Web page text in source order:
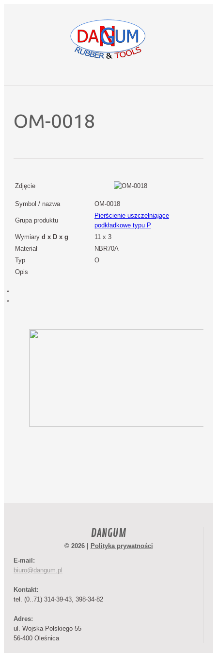
OM-0018
Zdjęcie
Symbol / nazwa OM-0018
Grupa produktu
Pierścienie uszczelniające
podkładkowe typu P
Wymiary d x D x g
11 x 3
Materiał
NBR70A
Typ
O
Opis
DANGUM
© 2026 |
Polityka prywatności
E-mail:
biuro@dangum.pl
Kontakt:
tel. (0..71) 314-39-43, 398-34-82
Adres:
ul. Wojska Polskiego 55
56-400 Oleśnica